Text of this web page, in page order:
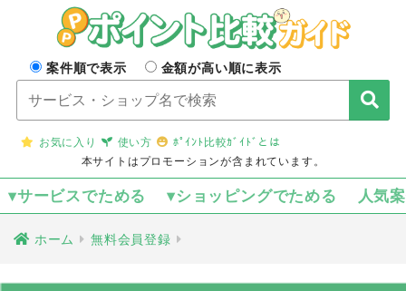
案件順で表示 金額が高い順に表示
お気に入り 使い方
ﾎﾟｲﾝﾄ比較ｶﾞｲﾄﾞとは
本サイトはプロモーションが含まれています。
▾サービスでためる ▾ショッピングでためる 人気
ホーム 無料会員登録